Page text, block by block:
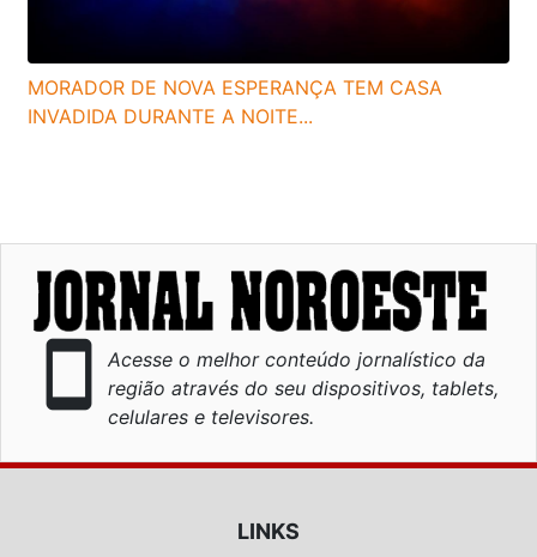
MORADOR DE NOVA ESPERANÇA TEM CASA
INVADIDA DURANTE A NOITE...
smartphone
Acesse o melhor conteúdo jornalístico da
região através do seu dispositivos, tablets,
celulares e televisores.
LINKS